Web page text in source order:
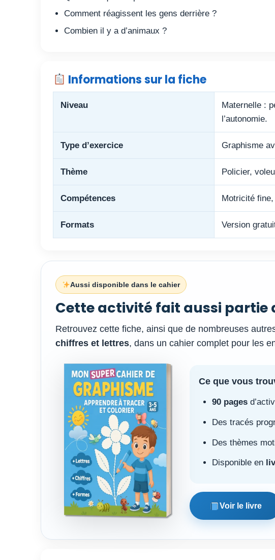
Comment réagissent les gens derrière ?
Combien il y a d’animaux ?
Informations sur la fiche
Niveau
Maternelle :
l’autonomie.
Type d’exercice Graphisme
Thème Policier,
Compétences Motricité
Formats Version
Aussi disponible dans le cahier
Cette activité fait aussi partie
Retrouvez cette fiche, ainsi que de nombreuses
chiffres et lettres, dans un cahier complet pour les
Ce que vous
90 pages
Des tracés
Des thèmes
Disponible en
Voir le livre